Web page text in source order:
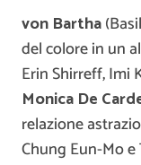
von Bartha
del colore in un
Erin Shirreff, Imi
Monica De
relazione
Chung Eun-Mo